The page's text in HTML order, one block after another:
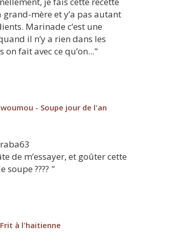
grand-mère et y’a pas autant
Marinade c’est une
il n’y a rien dans les
on fait avec ce qu’on..."
- Soupe jour de l'an
de m’essayer, et goûter cette
soupe ???? "
à l'haitienne